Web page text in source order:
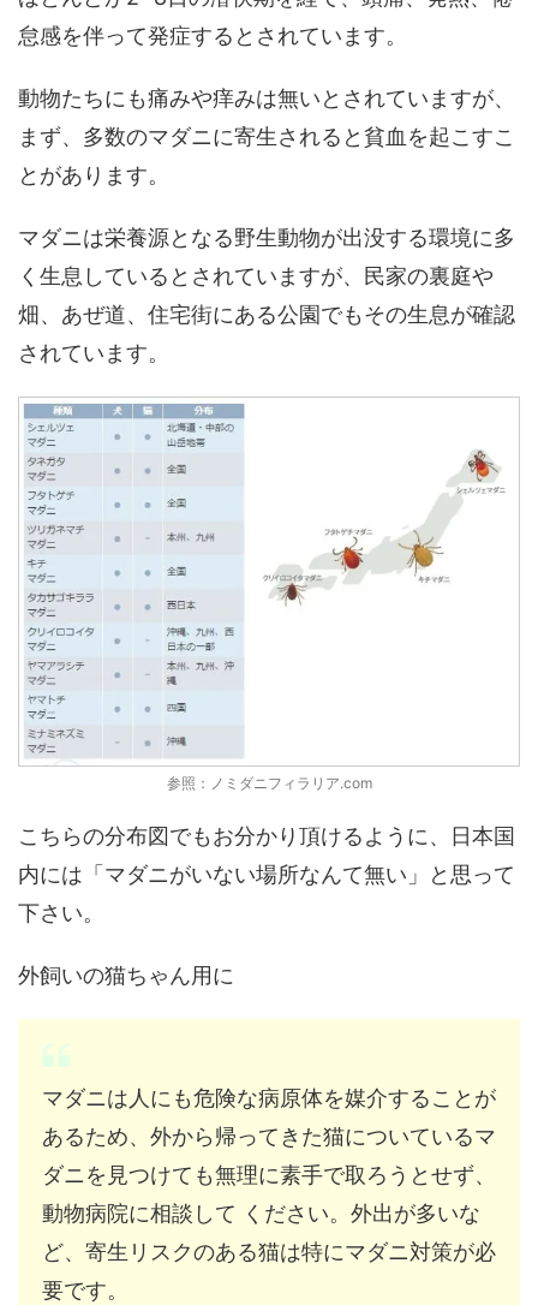
怠感を伴って発症するとされています。
動物たちにも痛みや痒みは無いとされていますが、
まず、多数のマダニに寄生されると貧血を起こすこ
とがあります。
マダニは栄養源となる野生動物が出没する環境に多
く生息しているとされていますが、民家の裏庭や
畑、あぜ道、住宅街にある公園でもその生息が確認
されています。
参照：ノミダニフィラリア.com
こちらの分布図でもお分かり頂けるように、日本国
内には「マダニがいない場所なんて無い」と思って
下さい。
外飼いの猫ちゃん用に
マダニは人にも危険な病原体を媒介することが
あるため、外から帰ってきた猫についているマ
ダニを見つけても無理に素手で取ろうとせず、
動物病院に相談して ください。外出が多いな
ど、寄生リスクのある猫は特にマダニ対策が必
要です。